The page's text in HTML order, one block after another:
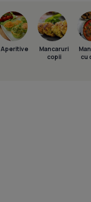
Aperitive
Mancaruri
copii
cu